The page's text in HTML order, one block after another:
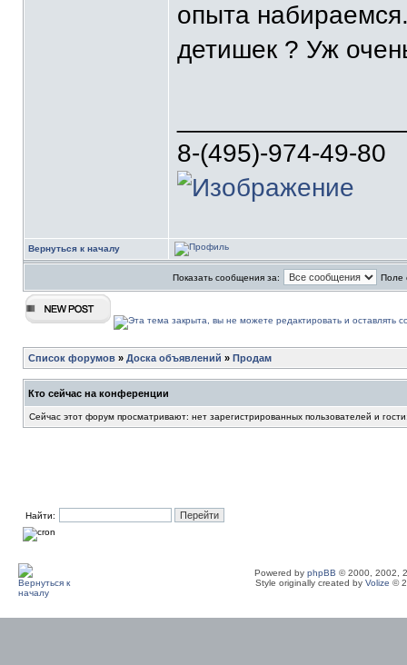
опыта
детишек ? Уж
8-(495)-974-49-80
Вернуться к началу
Показать сообщения за: Поле
Список форумов » Доска объявлений » Продам
Кто сейчас на конференции
Сейчас этот форум просматривают: нет зарегистрированных пользователей и
Найти:
Powered by phpBB © 2000, 2002,
Style originally created by Volize ©